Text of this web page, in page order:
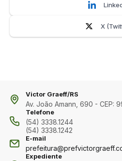
X
Victor Graeff/RS
Av. João Amann, 690 - CEP:
Telefone
(54) 3338.1244
(54) 3338.1242
E-mail
Expediente